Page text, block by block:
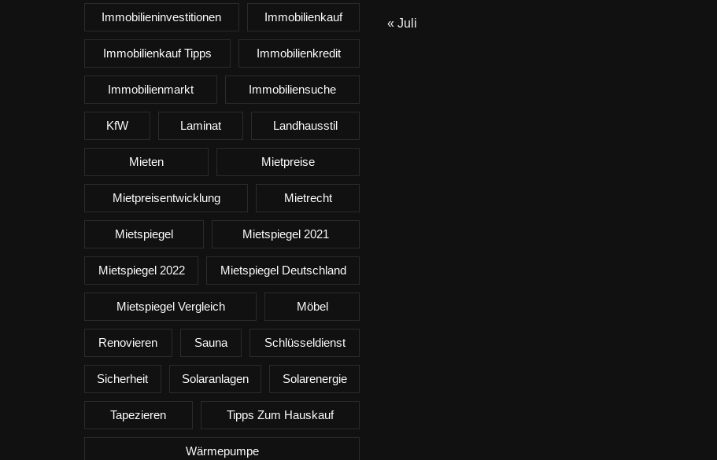
Immobilieninvestitionen Immobilienkauf
Immobilienkauf Tipps Immobilienkredit
Immobilienmarkt Immobiliensuche
KfW Laminat Landhausstil
Mieten Mietpreise
Mietpreisentwicklung Mietrecht
Mietspiegel Mietspiegel 2021
Mietspiegel 2022 Mietspiegel Deutschland
Mietspiegel Vergleich Möbel
Renovieren Sauna Schlüsseldienst
Sicherheit Solaranlagen Solarenergie
Tapezieren Tipps Zum Hauskauf
Wärmepumpe
« Juli